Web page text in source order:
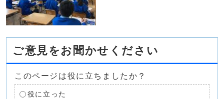
ご意見をお聞かせください
このページは役に立ちましたか？
役に立った